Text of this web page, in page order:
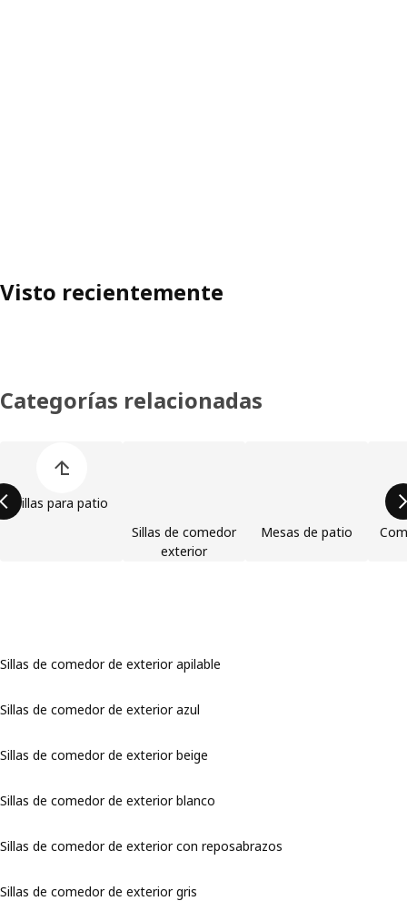
Visto recientemente
Categorías relacionadas
Sillas para patio
Sillas de comedor
exterior
Mesas de patio
Sillas de comedor de exterior apilable
Sillas de comedor de exterior azul
Sillas de comedor de exterior beige
Sillas de comedor de exterior blanco
Sillas de comedor de exterior con reposabrazos
Sillas de comedor de exterior gris